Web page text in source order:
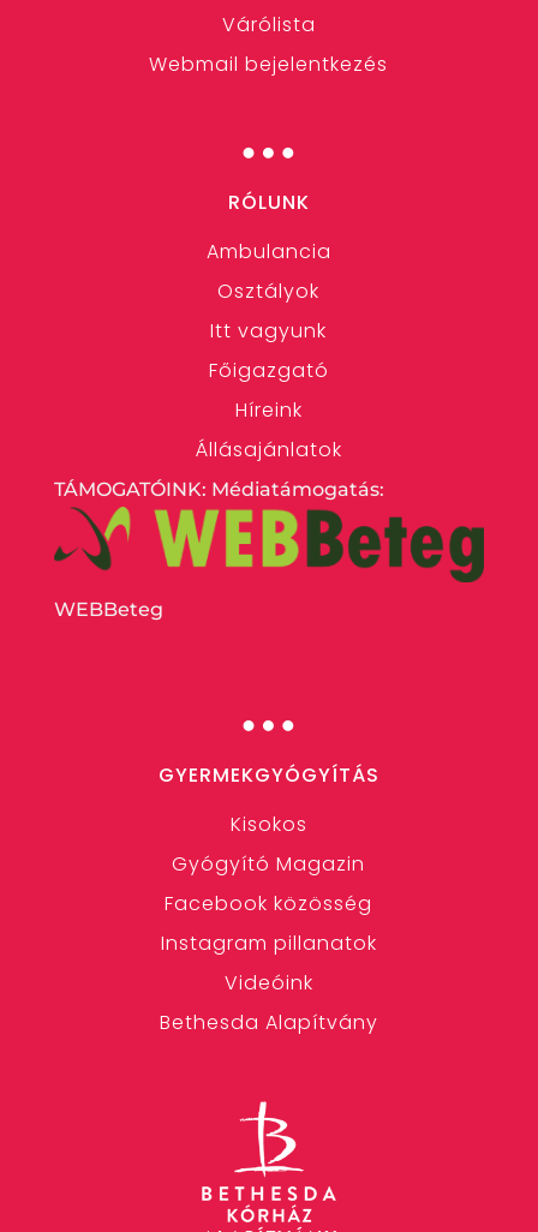
Várólista
Webmail bejelentkezés
…
RÓLUNK
Ambulancia
Osztályok
Itt vagyunk
Főigazgató
Híreink
Állásajánlatok
TÁMOGATÓINK: Médiatámogatás:
WEBBeteg
…
GYERMEKGYÓGYÍTÁS
Kisokos
Gyógyító Magazin
Facebook közösség
Instagram pillanatok
Videóink
Bethesda Alapítvány